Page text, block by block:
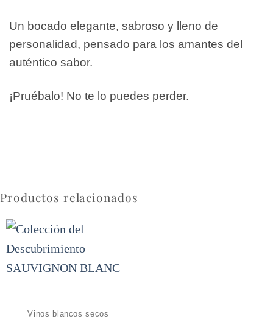
Un bocado elegante, sabroso y lleno de
personalidad, pensado para los amantes del
auténtico sabor.
¡Pruébalo! No te lo puedes perder.
Productos relacionados
Vinos blancos secos